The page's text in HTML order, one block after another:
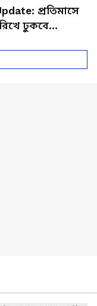
প্রতিমাসে
ঢুকবে
মুখ্যমন্ত্রী